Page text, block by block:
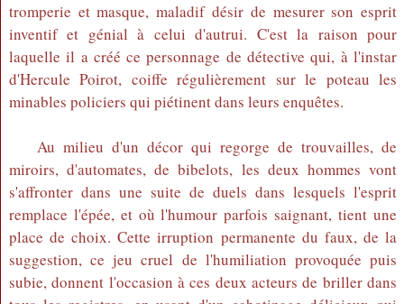
tromperie et masque, maladif désir de mesurer son esprit
inventif et génial à celui d'autrui. C'est la raison pour
laquelle il a créé ce personnage de détective qui, à l'instar
d'Hercule Poirot, coiffe régulièrement sur le poteau les
minables policiers qui piétinent dans leurs enquêtes.
Au milieu d'un décor qui regorge de trouvailles, de
miroirs, d'automates, de bibelots, les deux hommes vont
s'affronter dans une suite de duels dans lesquels l'esprit
remplace l'épée, et où l'humour parfois saignant, tient une
place de choix. Cette irruption permanente du faux, de la
suggestion, ce jeu cruel de l'humiliation provoquée puis
subie, donnent l'occasion à ces deux acteurs de briller dans